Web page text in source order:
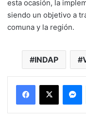
esta ocasión, la
siendo un objetivo a
comuna y la región.
INDAP